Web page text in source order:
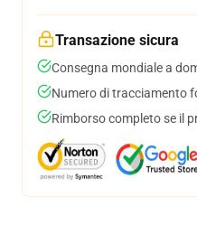
Transazione sicura
Consegna mondiale a
Numero di tracciamento
Rimborso completo se il